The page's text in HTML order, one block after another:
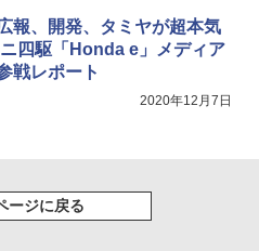
報、開発、タミヤが超本気
四駆「Honda e」メディア
戦レポート
2020年12月7日
ージに戻る